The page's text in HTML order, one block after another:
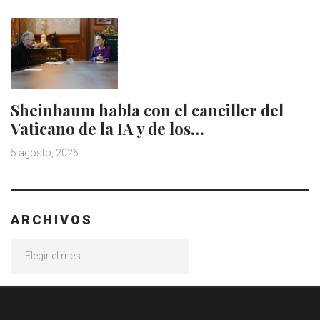
Sheinbaum habla con el canciller del
Vaticano de la IA y de los…
5 agosto, 2026
ARCHIVOS